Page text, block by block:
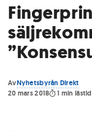
AvNyhetsbyrån Direkt
20 mars 2018
1 min lästid